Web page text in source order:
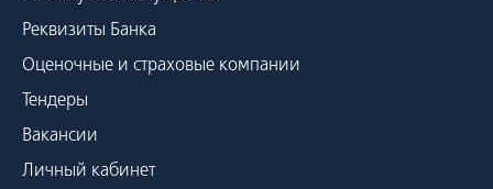
Реквизиты Банка
Оценочные и страховые компании
Тендеры
Вакансии
Личный кабинет